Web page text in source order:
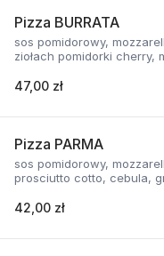
Pizza BURRATA
sos pomidorowy,
ziołach pomidorki cherry,
47,00 zł
Pizza PARMA
sos pomidorowy,
prosciutto cotto, cebula,
42,00 zł